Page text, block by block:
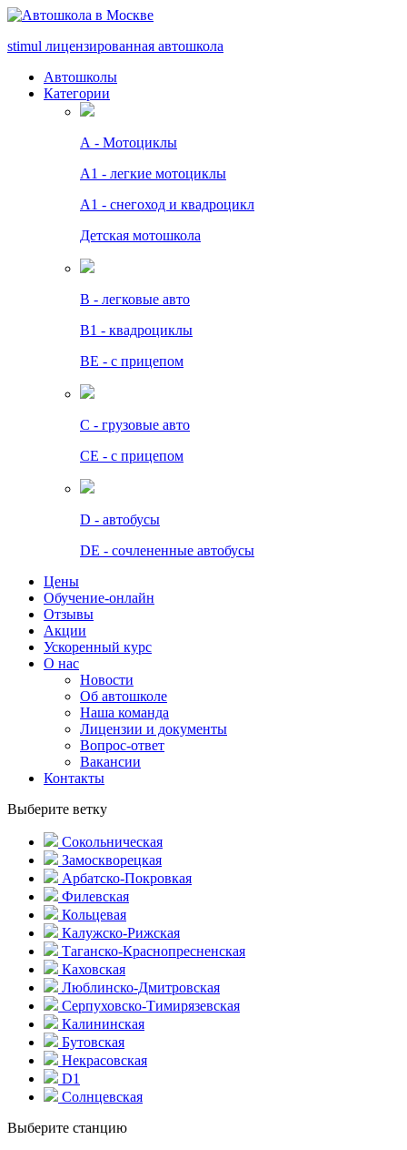
stimul лицензированная автошкола
Автошколы
Категории
А - Мотоциклы
A1 - легкие мотоциклы
A1 - снегоход и квадроцикл
Детская мотошкола
B - легковые авто
В1 - квадроциклы
BE - с прицепом
C - грузовые авто
СЕ - с прицепом
D - автобусы
DE - сочлененные автобусы
Цены
Обучение-онлайн
Отзывы
Акции
Ускоренный курс
О нас
Новости
Об автошколе
Наша команда
Лицензии и документы
Вопрос-ответ
Вакансии
Контакты
Выберите ветку
Сокольническая
Замоскворецкая
Арбатско-Покровкая
Филевская
Кольцевая
Калужско-Рижская
Таганско-Краснопресненская
Каховская
Люблинско-Дмитровская
Серпуховско-Тимирязевская
Калининская
Бутовская
Некрасовская
D1
Солнцевская
Выберите станцию